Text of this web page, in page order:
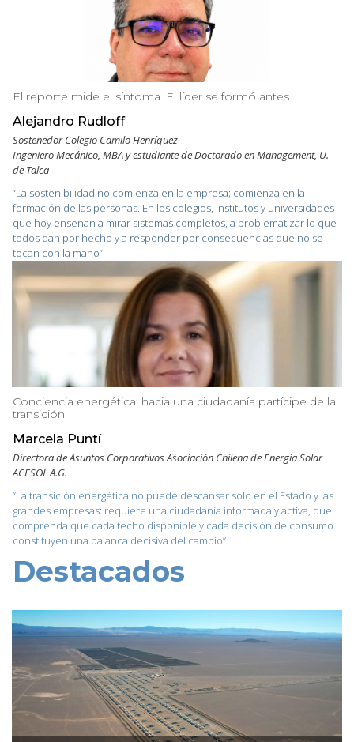
El reporte mide el síntoma. El líder se formó antes
Alejandro Rudloff
Sostenedor Colegio Camilo Henríquez
Ingeniero Mecánico, MBA y estudiante de Doctorado en Management, U.
de Talca
“La sostenibilidad no comienza en la empresa; comienza en la
formación de las personas. En los colegios, institutos y universidades
que hoy enseñan a mirar sistemas completos, a problematizar lo que
todos dan por hecho y a responder por consecuencias que no se
tocan con la mano”.
Conciencia energética: hacia una ciudadanía partícipe de la
transición
Marcela Puntí
Directora de Asuntos Corporativos Asociación Chilena de Energía Solar
ACESOL A.G.
“La transición energética no puede descansar solo en el Estado y las
grandes empresas: requiere una ciudadanía informada y activa, que
comprenda que cada techo disponible y cada decisión de consumo
constituyen una palanca decisiva del cambio”.
Destacados